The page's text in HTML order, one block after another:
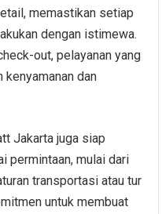
memastikan setiap
dengan istimewa.
out, pelayanan yang
dan
Jakarta juga siap
permintaan, mulai dari
transportasi atau tur
untuk membuat